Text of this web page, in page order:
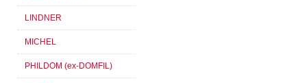
LINDNER
MICHEL
PHILDOM (ex-DOMFIL)